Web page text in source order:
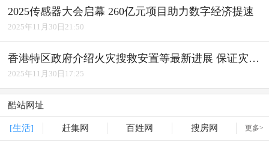
2025传感器大会启幕 260亿元项目助力数字经济提速
2025年11月30日21:50
香港特区政府介绍火灾搜救安置等最新进展 保证灾民重建家园前有免费住屋
2025年11月30日17:25
酷站网址
[生活] 赶集网 百姓网 搜房网 更多>